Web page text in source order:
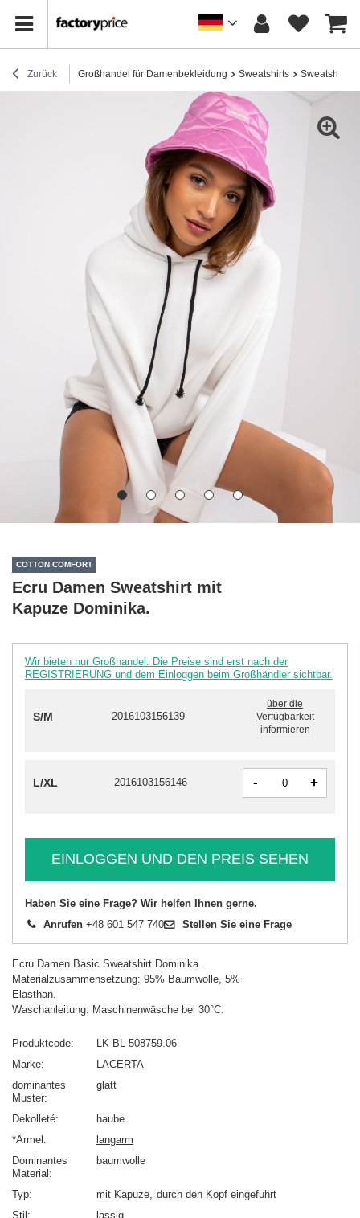
Zurück Großhandel für Damenbekleidung Sweatshirts Sweatshirts
COTTON COMFORT
Ecru Damen Sweatshirt mit
Kapuze Dominika.
Wir bieten nur Großhandel. Die Preise sind erst nach der
REGISTRIERUNG und dem Einloggen beim Großhändler sichtbar.
S/M 2016103156139
über die
Verfügbarkeit
informieren
L/XL 2016103156146 - +
EINLOGGEN UND DEN PREIS SEHEN
Haben Sie eine Frage? Wir helfen Ihnen gerne.
Anrufen +48 601 547 740 Stellen Sie eine Frage
Ecru Damen Basic Sweatshirt Dominika.
Materialzusammensetzung: 95% Baumwolle, 5%
Elasthan.
Waschanleitung: Maschinenwäsche bei 30°C.
Produktcode
LK-BL-508759.06
Marke
LACERTA
dominantes
Muster
glatt
Dekolleté
haube
*Ärmel
langarm
Dominantes
Material
baumwolle
Typ mit Kapuze durch den Kopf eingeführt
Stil
lässig